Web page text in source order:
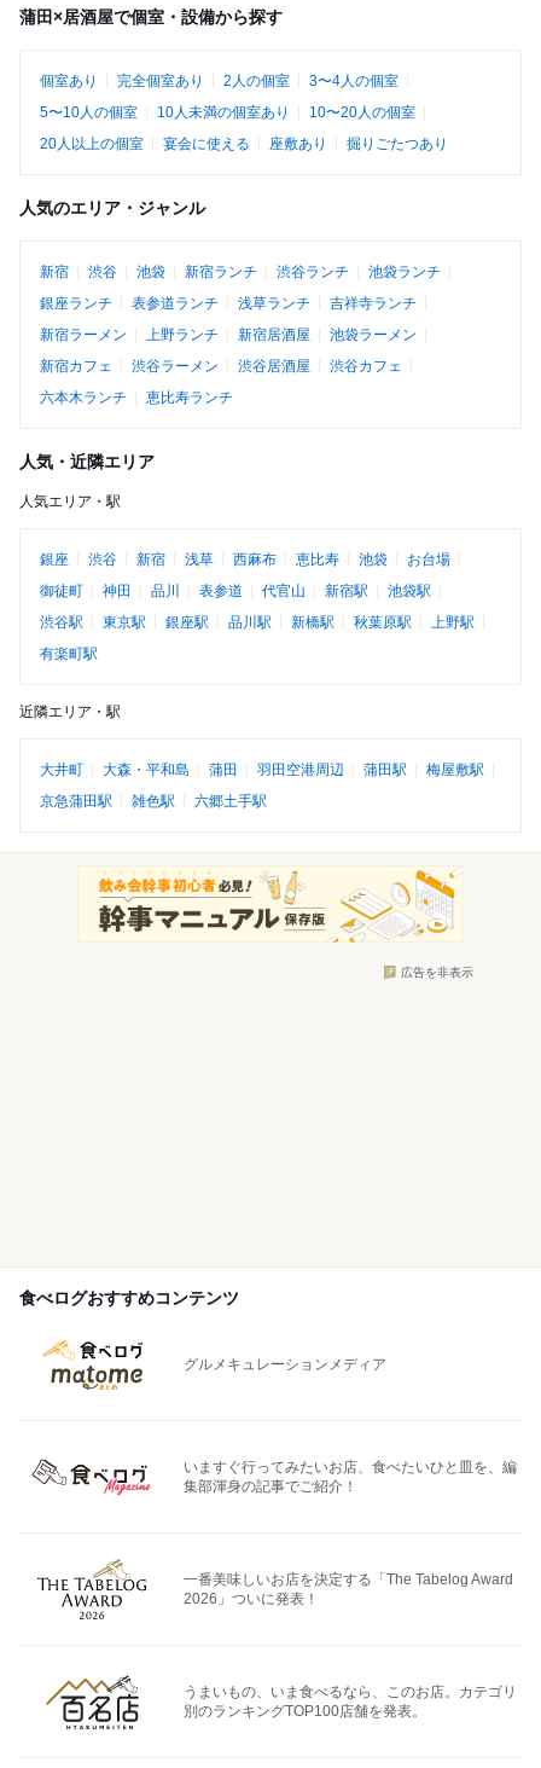
蒲田×居酒屋で個室・設備から探す
個室あり 完全個室あり 2人の個室
3〜4人の個室
5〜10人の個室
10人未満の個室あり
10〜20人の個室
20人以上の個室
宴会に使える 座敷あり 掘りごたつあり
人気のエリア・ジャンル
新宿 渋谷 池袋 新宿ランチ 渋谷ランチ
池袋ランチ
銀座ランチ
表参道ランチ 浅草ランチ
吉祥寺ランチ
新宿ラーメン
上野ランチ 新宿居酒屋
池袋ラーメン
新宿カフェ
渋谷ラーメン 渋谷居酒屋
渋谷カフェ
六本木ランチ
恵比寿ランチ
人気・近隣エリア
人気エリア・駅
銀座 渋谷 新宿 浅草 西麻布 恵比寿 池袋
お台場
御徒町
神田 品川 表参道 代官山 新宿駅
池袋駅
渋谷駅
東京駅 銀座駅 品川駅 新橋駅 秋葉原駅
上野駅
有楽町駅
近隣エリア・駅
大井町 大森・平和島 蒲田 羽田空港周辺 蒲田駅
梅屋敷駅
京急蒲田駅
雑色駅 六郷土手駅
広告を非表示
食べログおすすめコンテンツ
グルメキュレーションメディア
いますぐ行ってみたいお店、食べたいひと皿を、編
集部渾身の記事でご紹介！
一番美味しいお店を決定する「The Tabelog Award
2026」ついに発表！
うまいもの、いま食べるなら、このお店。カテゴリ
別のランキングTOP100店舗を発表。